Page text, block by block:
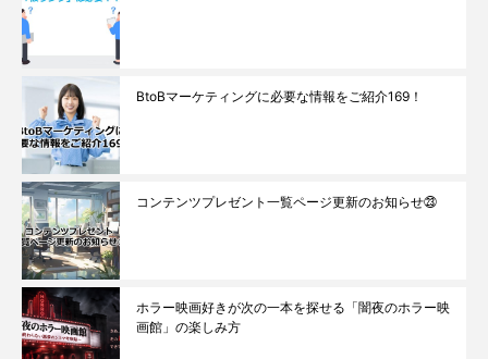
BtoBマーケティングに必要な情報をご紹介169！
コンテンツプレゼント一覧ページ更新のお知らせ㉓
ホラー映画好きが次の一本を探せる「闇夜のホラー映
画館」の楽しみ方